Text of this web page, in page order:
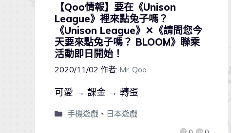
【Qoo情報】要在《Unison
League》裡來點兔子嗎？
《Unison League》✕《請問您今
天要來點兔子嗎？ BLOOM》聯乘
活動即日開始！
2020/11/02 作者: Mr. Qoo
可愛 → 課金 → 轉蛋
手機遊戲、 日本遊戲